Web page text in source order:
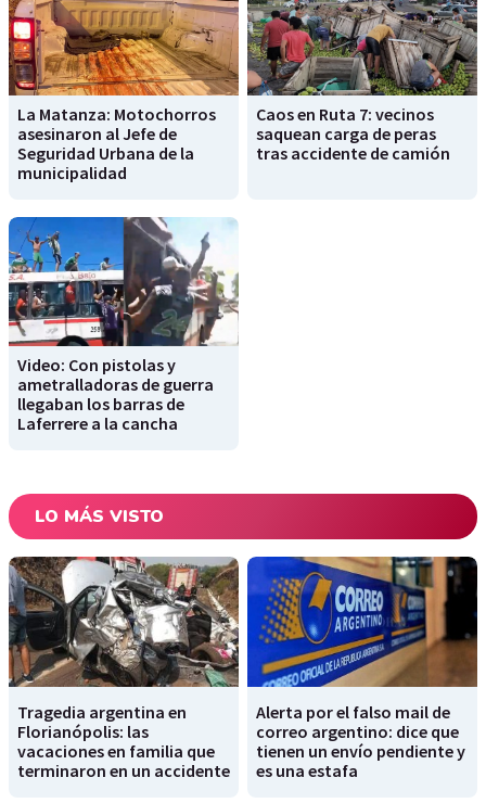
La Matanza: Motochorros
asesinaron al Jefe de
Seguridad Urbana de la
municipalidad
Caos en Ruta 7: vecinos
saquean carga de peras
tras accidente de camión
Video: Con pistolas y
ametralladoras de guerra
llegaban los barras de
Laferrere a la cancha
LO MÁS VISTO
Tragedia argentina en
Florianópolis: las
vacaciones en familia que
terminaron en un accidente
Alerta por el falso mail de
correo argentino: dice que
tienen un envío pendiente y
es una estafa